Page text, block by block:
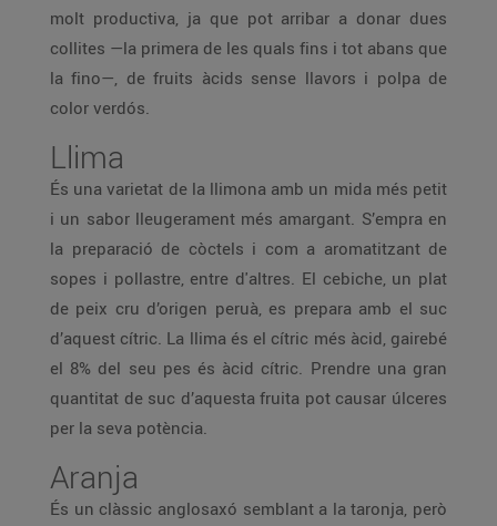
molt productiva, ja que pot arribar a donar dues
collites —la primera de les quals fins i tot abans que
la fino—, de fruits àcids sense llavors i polpa de
color verdós.
Llima
És una varietat de la llimona amb un mida més petit
i un sabor lleugerament més amargant. S’empra en
la preparació de còctels i com a aromatitzant de
sopes i pollastre, entre d'altres. El cebiche, un plat
de peix cru d’origen peruà, es prepara amb el suc
d’aquest cítric. La llima és el cítric més àcid, gairebé
el 8% del seu pes és àcid cítric. Prendre una gran
quantitat de suc d’aquesta fruita pot causar úlceres
per la seva potència.
Aranja
És un clàssic anglosaxó semblant a la taronja, però